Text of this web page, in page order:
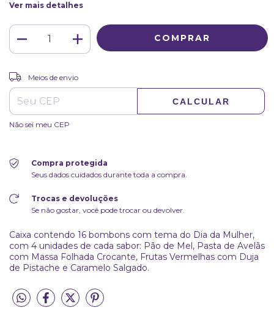
Ver mais detalhes
Entregas para o CEP:
Meios de envio
CALCULAR
Não sei meu CEP
Compra protegida
Seus dados cuidados durante toda a compra.
Trocas e devoluções
Se não gostar, você pode trocar ou devolver.
Caixa contendo 16 bombons com tema do Dia da Mulher,
com 4 unidades de cada sabor: Pão de Mel, Pasta de Avelãs
com Massa Folhada Crocante, Frutas Vermelhas com Duja
de Pistache e Caramelo Salgado.